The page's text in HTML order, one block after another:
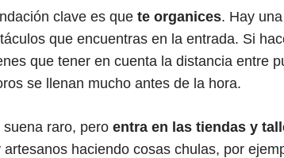
clave es que te organices. Hay
que encuentras en la entrada. Si
que tener en cuenta la distancia entre
se llenan mucho antes de la hora.
raro, pero entra en las tiendas y
artesanos haciendo cosas chulas, por